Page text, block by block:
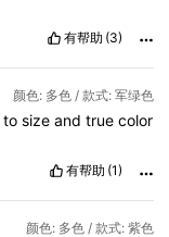
有帮助 (3)
颜色: 多色 / 款式: 军绿色
to size and true color
有帮助 (1)
颜色: 多色 / 款式: 紫色